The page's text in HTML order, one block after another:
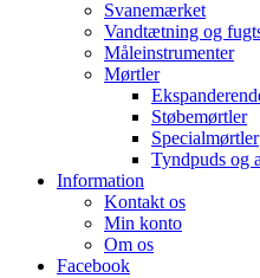
Svanemærket
Vandtætning og
Måleinstrumenter
Mørtler
Støbemørtler
Specialmørtler
Tyndpuds og
Information
Kontakt os
Min konto
Om os
Facebook